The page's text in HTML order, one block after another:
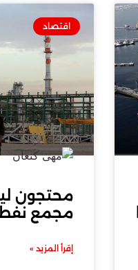
اقتصاد
محتجون
مجمع نفطي
إقرأ المزيد »